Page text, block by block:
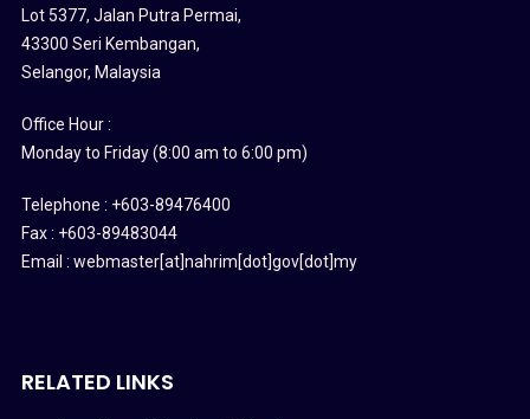
Lot 5377, Jalan Putra Permai,
43300 Seri Kembangan,
Selangor, Malaysia
Office Hour :
Monday to Friday (8:00 am to 6:00 pm)
Telephone : +603-89476400
Fax : +603-89483044
Email : webmaster[at]nahrim[dot]gov[dot]my
RELATED LINKS